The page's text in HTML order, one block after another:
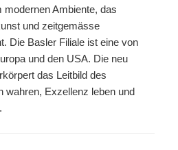
Ambiente, das
und zeitgemässe
Die Basler Filiale ist eine von
und den USA. Die neu
das Leitbild des
wahren, Exzellenz leben und